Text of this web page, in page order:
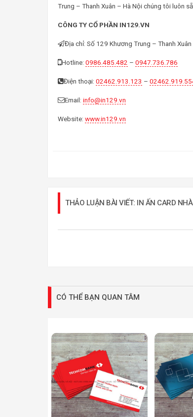
Trung – Thanh Xuân – Hà Nội chúng tôi luôn
CÔNG TY CỔ PHẦN IN129.VN
Địa chỉ: Số 129 Khương Trung – Thanh
Hotline: 0986.485.482 – 0947.736.786
Điện thoại: 02462.913.123 –
Email: info@in129.vn
Website: www.in129.vn
THẢO LUẬN BÀI VIẾT: IN ẤN CARD
CÓ THỂ BẠN QUAN TÂM